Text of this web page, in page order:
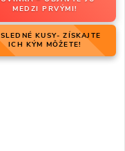
MEDZI PRVÝMI!
KUSY- ZÍSKAJTE
ICH KÝM MÔŽETE!